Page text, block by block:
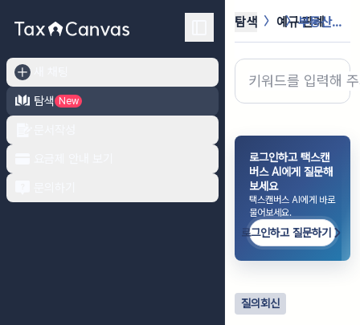
탐색
New
탐색 예규·판례 부동산을 타인명의로 등기한 경우 증여...
로그인하고 택스캔
버스 AI에게 질문해
보세요
택스캔버스 AI에게 바로
물어보세요.
로그인하고 질문하기
질의회신